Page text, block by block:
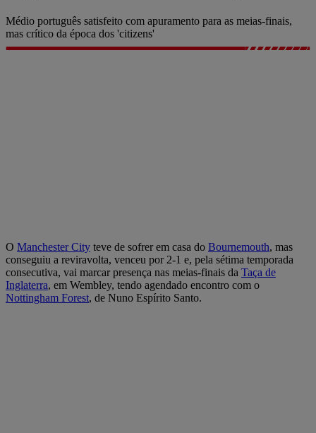
Médio português satisfeito com apuramento para as meias-finais,
mas crítico da época dos 'citizens'
O Manchester City teve de sofrer em casa do Bournemouth, mas
conseguiu a reviravolta, venceu por 2-1 e, pela sétima temporada
consecutiva, vai marcar presença nas meias-finais da Taça de
Inglaterra, em Wembley, tendo agendado encontro com o
Nottingham Forest, de Nuno Espírito Santo.